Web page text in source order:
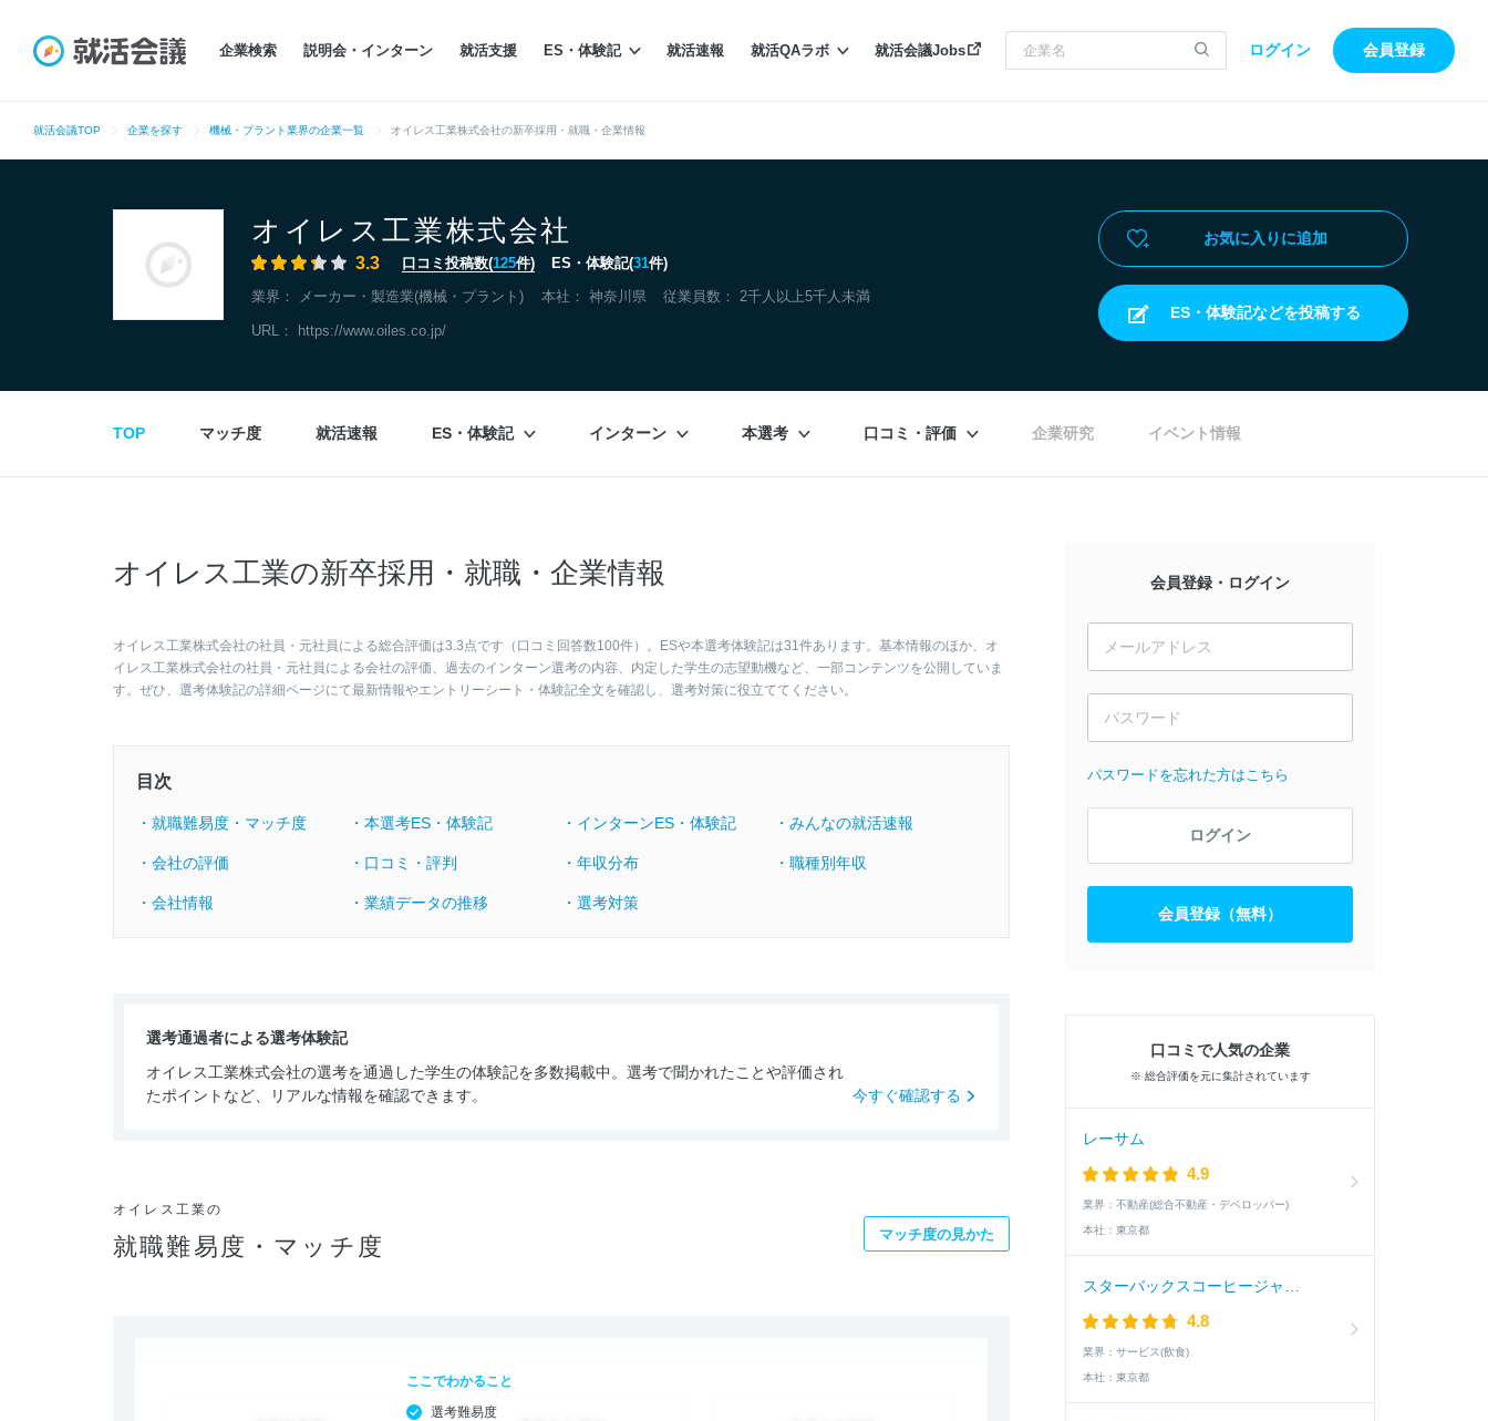
企業検索 説明会・インターン 就活支援 ES・体験記 就活速報 就活QAラボ 就活会議Jobs ログイン 会員登録
就活会議TOP 企業を探す 機械・プラント業界の企業一覧 オイレス工業株式会社の新卒採用・就職・企業情報
オイレス工業株式会社
3.3 口コミ投稿数(125件) ES・体験記(31件)
業界： メーカー・製造業(機械・プラント) 本社： 神奈川県 従業員数： 2千人以上5千人未満
URL： https://www.oiles.co.jp/
お気に入りに追加
ES・体験記などを投稿する
TOP マッチ度 就活速報 ES・体験記 インターン 本選考 口コミ・評価 企業研究 イベント情報
オイレス工業の新卒採用・就職・企業情報
オイレス工業株式会社の社員・元社員による総合評価は3.3点です（口コミ回答数100件）。ESや本選考体験記は31件あります。基本情報のほか、オ
イレス工業株式会社の社員・元社員による会社の評価、過去のインターン選考の内容、内定した学生の志望動機など、一部コンテンツを公開していま
す。ぜひ、選考体験記の詳細ページにて最新情報やエントリーシート・体験記全文を確認し、選考対策に役立ててください。
目次
・就職難易度・マッチ度 ・本選考ES・体験記 ・インターンES・体験記 ・みんなの就活速報
・会社の評価 ・口コミ・評判 ・年収分布 ・職種別年収
・会社情報 ・業績データの推移 ・選考対策
選考通過者による選考体験記
オイレス工業株式会社の選考を通過した学生の体験記を多数掲載中。選考で聞かれたことや評価され
たポイントなど、リアルな情報を確認できます。
今すぐ確認する
オイレス工業の
就職難易度・マッチ度 マッチ度の見かた
ここでわかること
選考難易度
会員登録・ログイン
パスワードを忘れた方はこちら
ログイン
会員登録（無料）
口コミで人気の企業
※ 総合評価を元に集計されています
レーサム
4.9
業界： 不動産(総合不動産・デベロッパー)
本社： 東京都
4.8
業界： サービス(飲食)
本社： 東京都